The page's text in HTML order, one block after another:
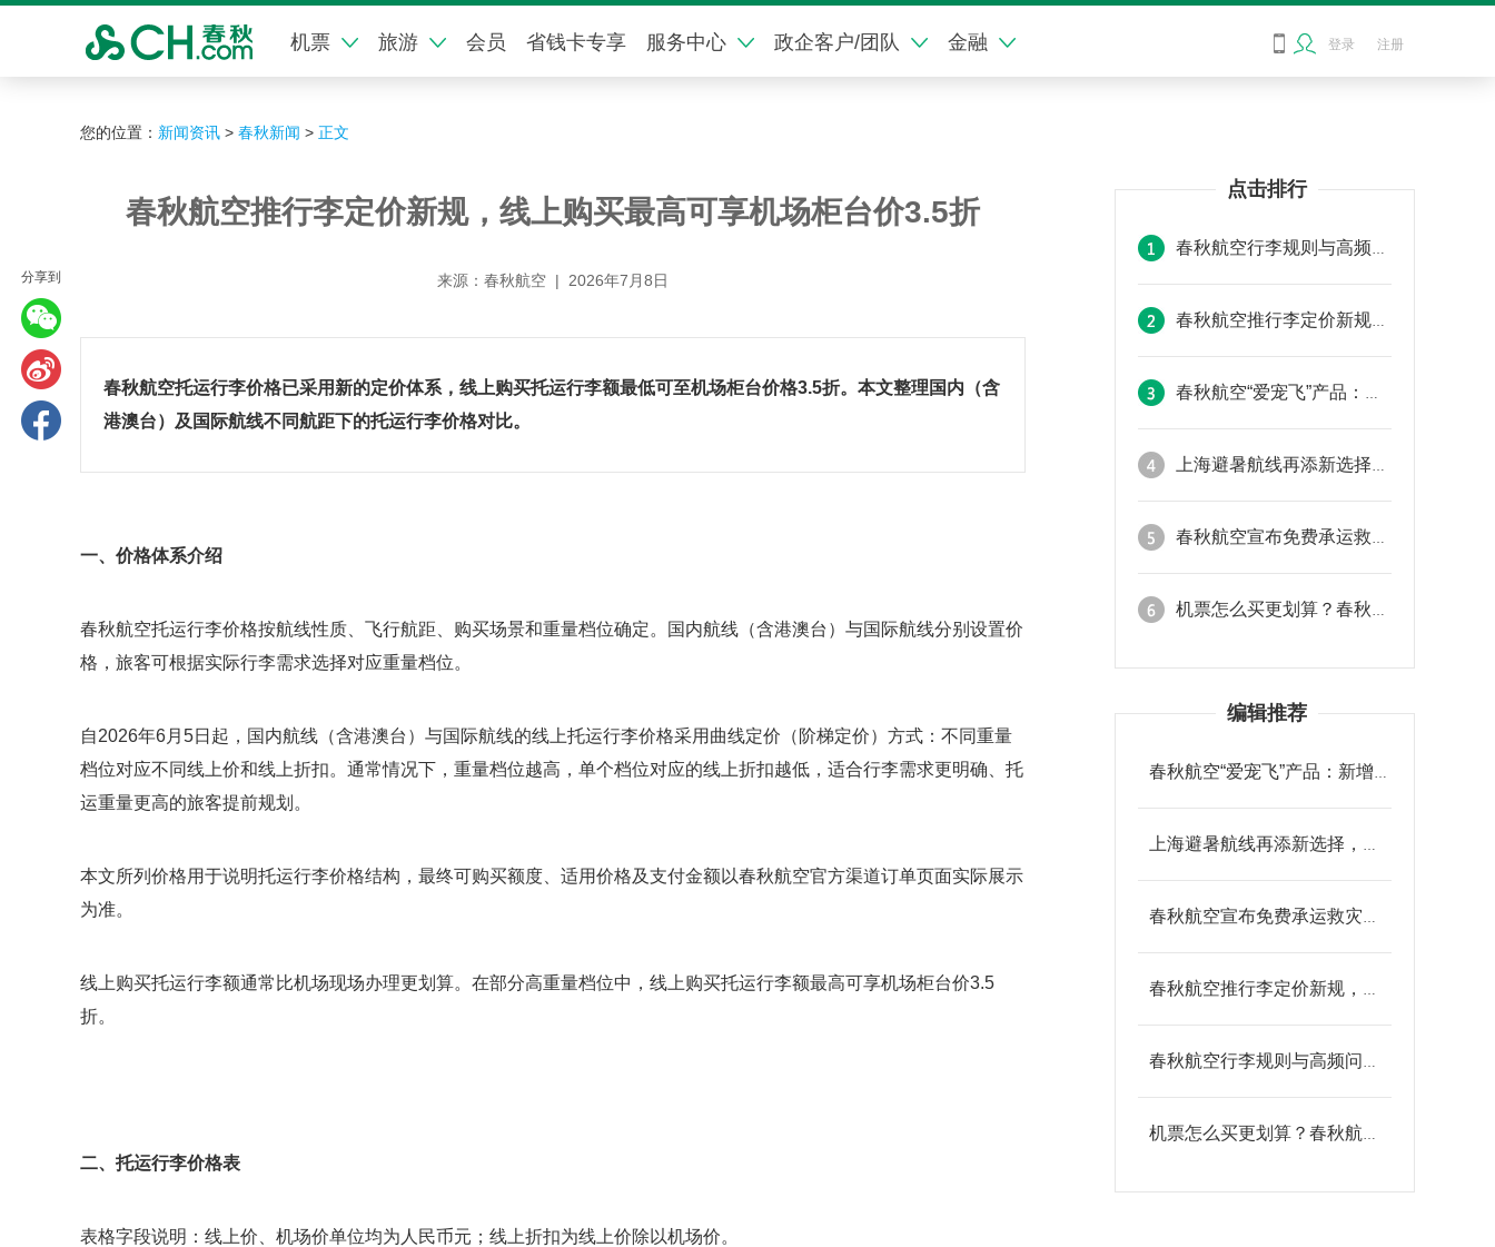
机票 旅游 会员 省钱卡专享 服务中心 政企客户/团队 金融  登录 注册
您的位置： 新闻资讯 > 春秋新闻 > 正文
分享到
春秋航空推行李定价新规，线上购买最高可享机场柜台价3.5折
来源： 春秋航空 | 2026年7月8日
春秋航空托运行李价格已采用新的定价体系，线上购买托运行李额最低可至机场柜台价格3.5折。本文整理国内（含
港澳台）及国际航线不同航距下的托运行李价格对比。
一、价格体系介绍
春秋航空托运行李价格按航线性质、飞行航距、购买场景和重量档位确定。国内航线（含港澳台）与国际航线分别设置价
格，旅客可根据实际行李需求选择对应重量档位。
自2026年6月5日起，国内航线（含港澳台）与国际航线的线上托运行李价格采用曲线定价（阶梯定价）方式：不同重量
档位对应不同线上价和线上折扣。通常情况下，重量档位越高，单个档位对应的线上折扣越低，适合行李需求更明确、托
运重量更高的旅客提前规划。
本文所列价格用于说明托运行李价格结构，最终可购买额度、适用价格及支付金额以春秋航空官方渠道订单页面实际展示
为准。
线上购买托运行李额通常比机场现场办理更划算。在部分高重量档位中，线上购买托运行李额最高可享机场柜台价3.5
折。
二、托运行李价格表
表格字段说明：线上价、机场价单位均为人民币元；线上折扣为线上价除以机场价。
点击排行
春秋航空行李规则与高频问题解答
春秋航空推行李定价新规，线上购买最高可享机场柜台价3.5折
春秋航空“爱宠飞”产品：新增贵阳出发宠物友好航线及常见问题解答
上海避暑航线再添新选择，春秋航空暑运新增上海往返承德独飞航线
春秋航空宣布免费承运救灾队伍和物资
机票怎么买更划算？春秋航空2026初夏优惠活动大盘点！
编辑推荐
春秋航空“爱宠飞”产品：新增贵阳出发宠物友好航线及常见问题解答
上海避暑航线再添新选择，春秋航空暑运新增上海往返承德独飞航线
春秋航空宣布免费承运救灾队伍和物资
春秋航空推行李定价新规，线上购买最高可享机场柜台价3.5折
春秋航空行李规则与高频问题解答
机票怎么买更划算？春秋航空2026初夏优惠活动大盘点！